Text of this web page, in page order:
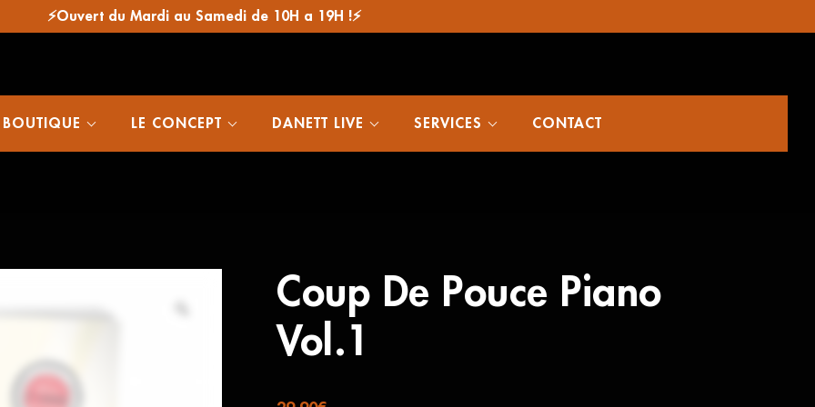
⚡Ouvert du Mardi au Samedi de 10H a 19H !⚡
LE CONCEPT DANETT LIVE SERVICES CONTACT
Coup De Pouce Piano
Vol.1